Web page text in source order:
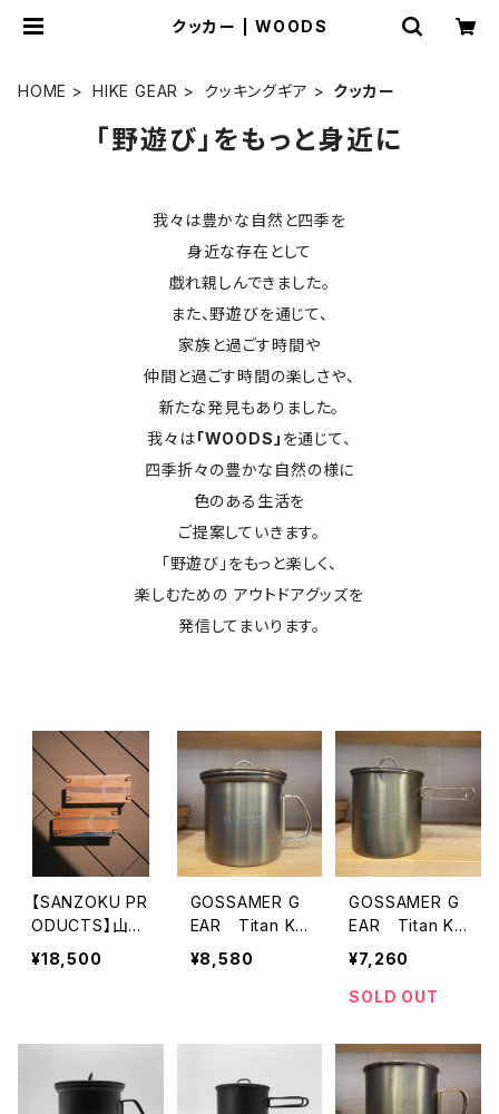
クッカー | WOODS
HOME HIKE GEAR クッキングギア クッカー
「野遊び」をもっと身近に
我々は豊かな自然と四季を
身近な存在として
戯れ親しんできました。
また、野遊びを通じて、
家族と過ごす時間や
仲間と過ごす時間の楽しさや、
新たな発見もありました。
我々は「WOODS」 を通じて、
四季折々の豊かな自然の様に
色のある生活を
ご提案していきます。
「野遊び」をもっと楽しく、
楽しむための アウトドアグッズを
発信してまいります。
【SANZOKU PR
ODUCTS】山賊
リバーテーブル
¥18,500
GOSSAMER G
EAR Titan Ke
ttle Cooker 9
00 GOLD
¥8,580
GOSSAMER G
EAR Titan Ke
ttle Cooker 75
0 GOLD
¥7,260
SOLD OUT